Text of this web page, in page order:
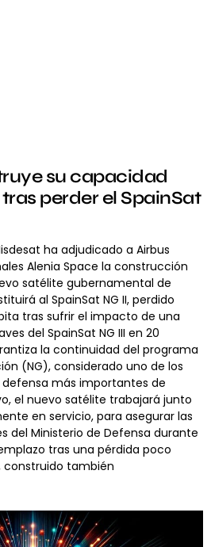
su capacidad
perder el SpainSat
ha adjudicado a Airbus
Alenia Space la construcción
satélite gubernamental de
al SpainSat NG II, perdido
tras sufrir el impacto de una
del SpainSat NG III en 20
la continuidad del programa
(NG), considerado uno de los
más importantes de
el nuevo satélite trabajará junto
en servicio, para asegurar las
del Ministerio de Defensa durante
tras una pérdida poco
construido también